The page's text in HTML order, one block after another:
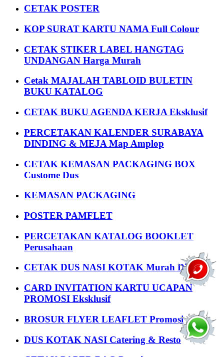
CETAK POSTER
KOP SURAT KARTU NAMA Full Colour
CETAK STIKER LABEL HANGTAG
UNDANGAN Harga Murah
Cetak MAJALAH TABLOID BULETIN
BUKU KATALOG
CETAK BUKU AGENDA KERJA Eksklusif
PERCETAKAN KALENDER SURABAYA
DINDING & MEJA Map Amplop
CETAK KEMASAN PACKAGING BOX
Custome Dus
KEMASAN PACKAGING
POSTER PAMFLET
PERCETAKAN KATALOG BOOKLET
Perusahaan
CETAK DUS NASI KOTAK Murah Disini
CARD INVITATION KARTU UCAPAN
PROMOSI Eksklusif
BROSUR FLYER LEAFLET Promosi
DUS KOTAK NASI Catering & Resto